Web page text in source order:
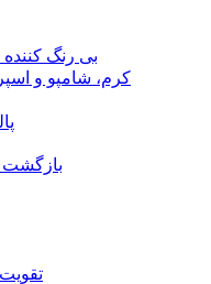
بی رنگ
کرم، شامپو و
بازگشت
تقویت